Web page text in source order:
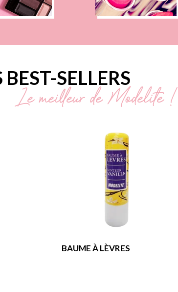
BEST-SELLERS
Le meilleur de Modelite !
BAUME À LÈVRES